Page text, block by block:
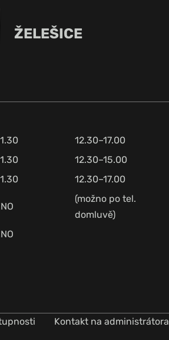
ŽELEŠICE
12.30–17.00
12.30–15.00
12.30–17.00
(možno po tel.
domluvě)
Kontakt na administrátora